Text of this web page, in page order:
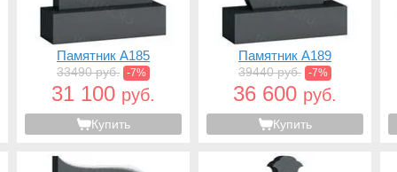
Памятник A185
33490 руб. -7%
31 100 руб.
Купить
Памятник A189
39440 руб. -7%
36 600 руб.
Купить